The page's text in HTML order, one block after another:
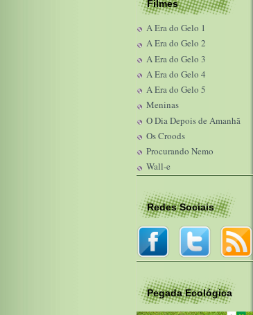
Filmes
A Era do Gelo 1
A Era do Gelo 2
A Era do Gelo 3
A Era do Gelo 4
A Era do Gelo 5
Meninas
O Dia Depois de Amanhã
Os Croods
Procurando Nemo
Wall-e
Redes Sociais
Pegada Ecológica